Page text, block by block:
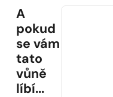
A
pokud
se vám
tato
vůně
líbí...